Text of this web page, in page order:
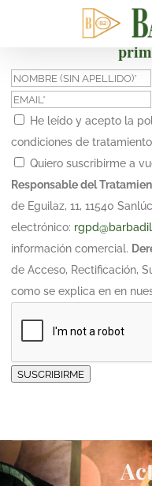
¡Suscríbete y
He leído y acepto la
condiciones de
Quiero suscribirme a
Responsable del
de Eguilaz, 11, 11540
electrónico:
información comercial.
de Acceso, Rectificación,
como se explica en en
SUSCRIBIRME